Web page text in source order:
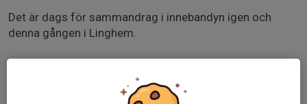
Det är dags för sammandrag i innebandyn igen och
denna gången i Linghem.
min före första match, dvs kl 13:00 på plats i Lingem.